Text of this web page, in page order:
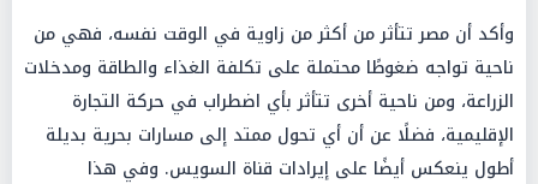
وأكد أن مصر تتأثر من أكثر من زاوية في الوقت نفسه، فهي من
ناحية تواجه ضغوطًا محتملة على تكلفة الغذاء والطاقة ومدخلات
الزراعة، ومن ناحية أخرى تتأثر بأي اضطراب في حركة التجارة
الإقليمية، فضلًا عن أن أي تحول ممتد إلى مسارات بحرية بديلة
أطول ينعكس أيضًا على إيرادات قناة السويس. وفي هذا